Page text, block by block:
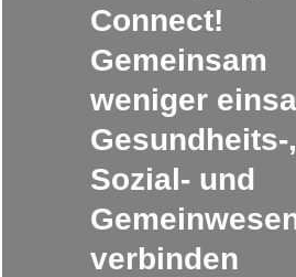
Connect!
Gemeinsam
weniger
Gesundheits-,
Sozial- und
verbinden